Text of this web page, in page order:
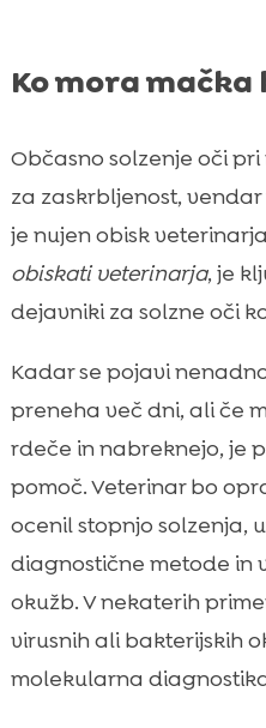
Ko mora
Občasno solzenje oči
za zaskrbljenost,
je nujen obisk
obiskati veterinarja, je
dejavniki za solzne oči
Kadar se pojavi
preneha več dni, ali če
rdeče in nabreknejo, je
pomoč. Veterinar bo
ocenil stopnjo solzenja,
diagnostične metode in
okužb. V nekaterih
virusnih ali bakterijskih
molekularna